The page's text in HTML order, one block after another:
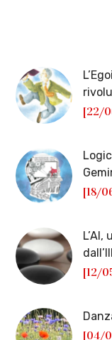
[22/
[18/
[12/
[04/